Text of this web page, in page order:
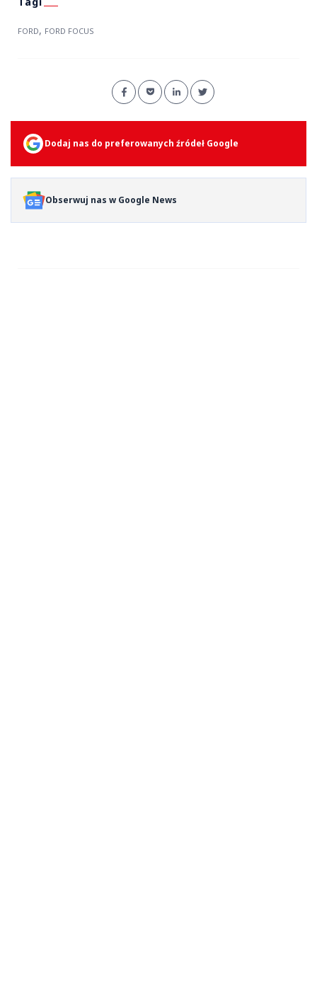
FORD, FORD FOCUS
Dodaj nas do preferowanych źródeł Google
Obserwuj nas w Google News